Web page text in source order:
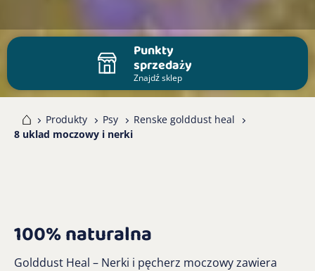
Punkty
sprzedaży
Znajdź sklep
Produkty Psy
Renske golddust heal
8 uklad moczowy i nerki
100% naturalna
Golddust Heal – Nerki i pęcherz moczowy zawiera